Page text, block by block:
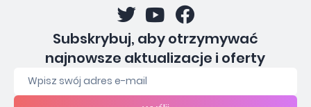
Subskrybuj, aby otrzymywać
najnowsze aktualizacje i oferty